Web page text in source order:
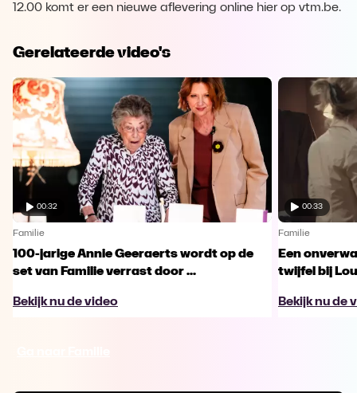
12.00 komt er een nieuwe aflevering online hier op vtm.be.
Gerelateerde video's
00:32
Familie
100-jarige Annie Geeraerts wordt op de
set van Familie verrast door ...
Bekijk nu de video
00:33
Familie
Een
twijfel bij
Bekijk nu de